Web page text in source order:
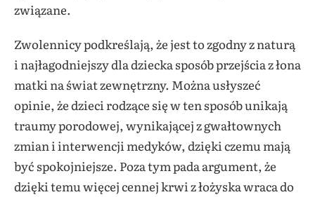
związane.
Zwolennicy podkreślają, że jest to zgodny z naturą
i najłagodniejszy dla dziecka sposób przejścia z łona
matki na świat zewnętrzny. Można usłyszeć
opinie, że dzieci rodzące się w ten sposób unikają
traumy porodowej, wynikającej z gwałtownych
zmian i interwencji medyków, dzięki czemu mają
być spokojniejsze. Poza tym pada argument, że
dzięki temu więcej cennej krwi z łożyska wraca do